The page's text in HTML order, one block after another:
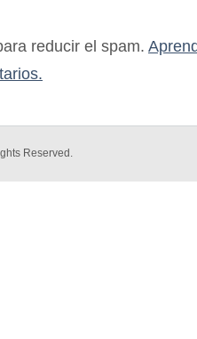
reducir el spam.
Reserved.